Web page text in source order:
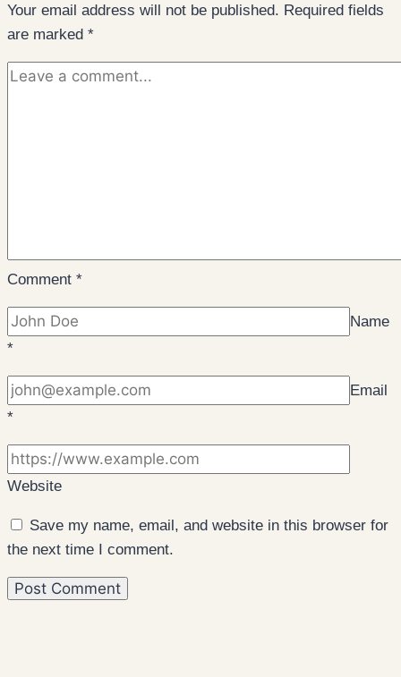
Your email address will not be published. Required fields
are marked *
Comment *
Name
*
Email
*
Website
Save my name, email, and website in this browser for
the next time I comment.